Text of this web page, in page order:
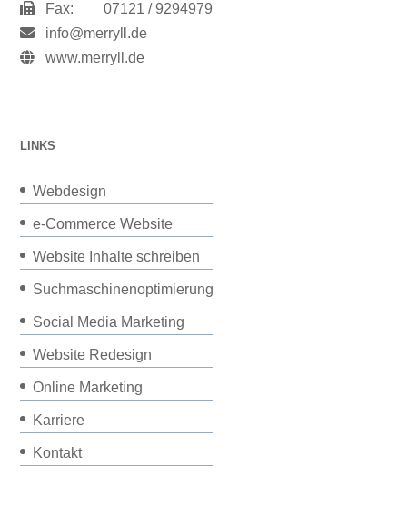
Fax:
07121 / 9294979
info@merryll.de
www.merryll.de
LINKS
Webdesign
e-Commerce Website
Website Inhalte schreiben
Suchmaschinenoptimierung
Social Media Marketing
Website Redesign
Online Marketing
Karriere
Kontakt